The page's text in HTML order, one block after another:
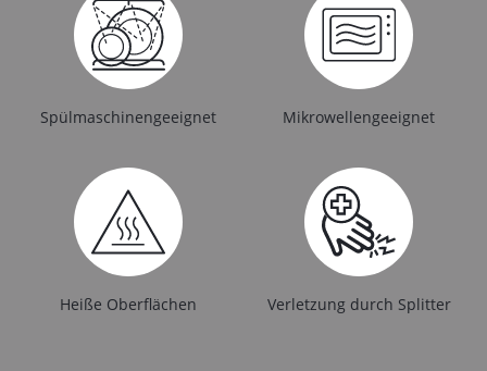
Spülmaschinengeeignet Mikrowellengeeignet
Heiße Oberflächen Verletzung durch Splitter